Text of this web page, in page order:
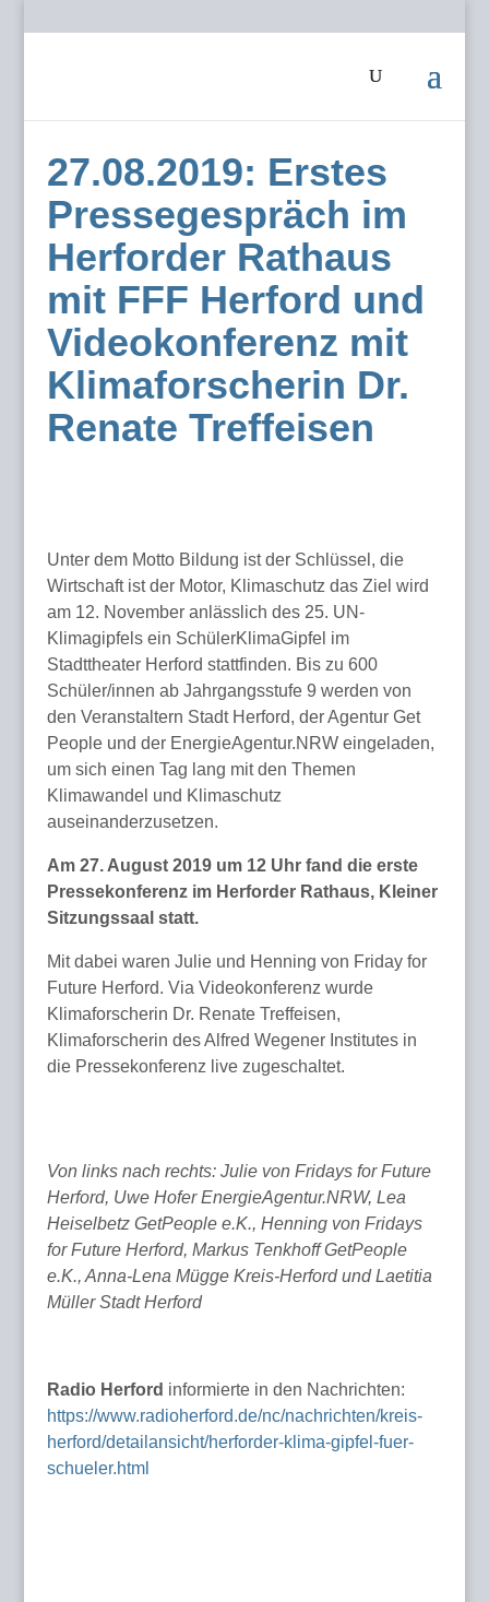
27.08.2019: Erstes
Pressegespräch im
Herforder Rathaus
mit FFF Herford und
Videokonferenz mit
Klimaforscherin Dr.
Renate Treffeisen
Unter dem Motto Bildung ist der Schlüssel, die
Wirtschaft ist der Motor, Klimaschutz das Ziel wird
am 12. November anlässlich des 25. UN-
Klimagipfels ein SchülerKlimaGipfel im
Stadttheater Herford stattfinden. Bis zu 600
Schüler/innen ab Jahrgangsstufe 9 werden von
den Veranstaltern Stadt Herford, der Agentur Get
People und der EnergieAgentur.NRW eingeladen,
um sich einen Tag lang mit den Themen
Klimawandel und Klimaschutz
auseinanderzusetzen.
Am 27. August 2019 um 12 Uhr fand die erste
Pressekonferenz im Herforder Rathaus, Kleiner
Sitzungssaal statt.
Mit dabei waren Julie und Henning von Friday for
Future Herford. Via Videokonferenz wurde
Klimaforscherin Dr. Renate Treffeisen,
Klimaforscherin des Alfred Wegener Institutes in
die Pressekonferenz live zugeschaltet.
Von links nach rechts: Julie von Fridays for Future
Herford, Uwe Hofer EnergieAgentur.NRW, Lea
Heiselbetz GetPeople e.K., Henning von Fridays
for Future Herford, Markus Tenkhoff GetPeople
e.K., Anna-Lena Mügge Kreis-Herford und Laetitia
Müller Stadt Herford
Radio Herford informierte in den Nachrichten:
https://www.radioherford.de/nc/nachrichten/kreis-
herford/detailansicht/herforder-klima-gipfel-fuer-
schueler.html